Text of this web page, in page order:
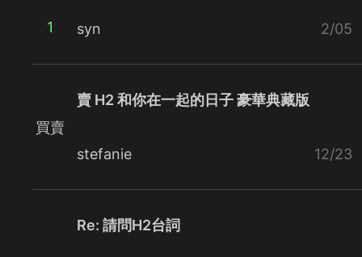
1 syn 2/05
買賣
賣 H2 和你在一起的日子 豪華典藏版
stefanie 12/23
Re: 請問H2台詞